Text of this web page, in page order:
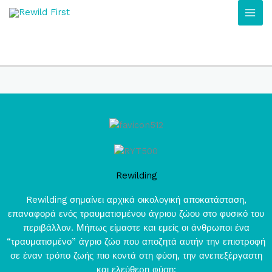
Μετάβαση
στο
Rewilding
Rewilding σημαίνει αρχικά οικολογική αποκατάσταση,
επαναφορά ενός τραυματισμένου άγριου ζώου στο φυσικό του
περιβάλλον. Μήπως είμαστε και εμείς οι άνθρωποι ένα
“τραυματισμένο” άγριο ζώο που αποζητά αυτήν την επιστροφή
σε έναν τρόπο ζωής πιο κοντά στη φύση, την ανεπεξέργαστη